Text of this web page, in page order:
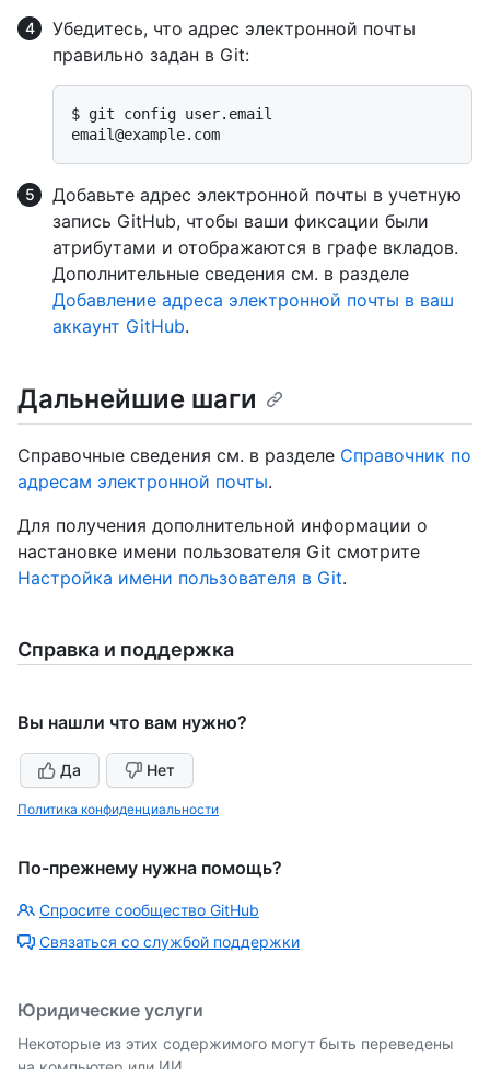
Убедитесь, что адрес электронной почты
правильно задан в Git:
$ git config user.email
Добавьте адрес электронной почты в учетную
запись GitHub, чтобы ваши фиксации были
атрибутами и отображаются в графе вкладов.
Дополнительные сведения см. в разделе
Добавление адреса электронной почты в ваш
аккаунт GitHub.
Дальнейшие шаги
Справочные сведения см. в разделе Справочник по
адресам электронной почты.
Для получения дополнительной информации о
настановке имени пользователя Git смотрите
Настройка имени пользователя в Git.
Справка и поддержка
Вы нашли что вам нужно?
Да Нет
Политика конфиденциальности
По-прежнему нужна помощь?
Спросите сообщество GitHub
Связаться со службой поддержки
Юридические услуги
Некоторые из этих содержимого могут быть переведены